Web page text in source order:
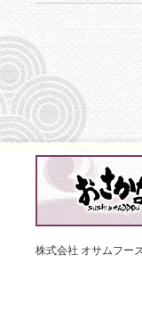
株式会社 オサムフー